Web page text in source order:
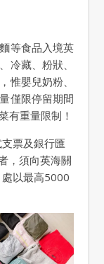
等食品入境英
冷藏、粉狀、
惟嬰兒奶粉、
僅限停留期間
有重量限制！
票及銀行匯
，須向英海關
以最高5000